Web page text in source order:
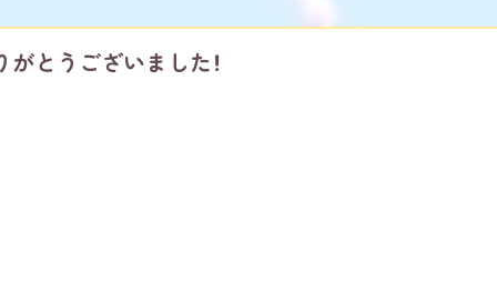
がとうございました！